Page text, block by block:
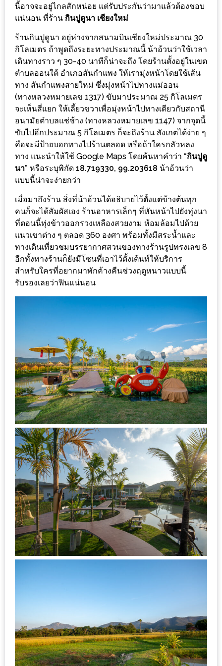
ค้า
แซ่บ
แม่ค้า
สวย
ร้าน
รวย
ของ
เชียงใหม่
ที่
ต้อง
ไป
ลอง
16
ร้าน
อร่อย
ที่
ต้อง
มา
ลอง
ถนน
อาทิตย์
ท่าแพ
เชียงใหม่
CART
CHECKOUT
DRAFT
–
บาร์บีคิว
สาว
เหนือ
กับ
สลัด
หนุ่ม
FARM
ที่
เอาชนะ
นี้อาจจะอยู่ไกลสักหน่อย แต่รับประกันว่ามาแล้วต้องชอบ
แน่นอน ที่ร้าน กินปูดูนา เชียงใหม่
ร้านกินปูดูนา อยู่ห่างจากสนามบินเชียงใหม่ประมาณ 30
กิโลเมตร ถ้าพูดถึงระยะทางประมาณนี้ น้าอ้วนว่าใช้เวลา
เดินทางราว ๆ 30-40 นาทีก็น่าจะถึง โดยร้านตั้งอยู่ในเขต
ตำบลออนใต้ อำเภอสันกำแพง ให้เรามุ่งหน้าโดยใช้เส้น
ทาง สันกำแพงสายใหม่ ซึ่งมุ่งหน้าไปทางแม่ออน
(ทางหลวงหมายเลข 1317) ขับมาประมาณ 25 กิโลเมตร
จะเห็นสี่แยก ให้เลี้ยวขวาเพื่อมุ่งหน้าไปทางเดียวกับสถานี
อนามัยตำบลแช่ช้าง (ทางหลวงหมายเลข 1147) จากจุดนี้
ขับไปอีกประมาณ 5 กิโลเมตร ก็จะถึงร้าน สังเกตได้ง่าย ๆ
คือจะมีป้ายบอกทางไปร้านตลอด หรือถ้าใครกลัวหลง
ทาง แนะนำให้ใช้ Google Maps โดยค้นหาคำว่า “กินปูดู
นา” หรือระบุพิกัด 18.719330, 99.203618 น้าอ้วนว่า
แบบนี้น่าจะง่ายกว่า
เมื่อมาถึงร้าน สิ่งที่น้าอ้วนได้อธิบายไว้ตั้งแต่ข้างต้นทุก
คนก็จะได้สัมผัสเอง ร้านอาหารเล็กๆ ที่หันหน้าไปยังทุ่งนา
ที่ตอนนี้ทุ่งข้าวออกรวงเหลืองสวยงาม ห้อมล้อมไปด้วย
แนวเขาต่าง ๆ ตลอด 360 องศา พร้อมทั้งมีสระน้ำและ
ทางเดินเที่ยวชมบรรยากาศสวนของทางร้านรูปทรงเลข 8
อีกทั้งทางร้านก็ยังมีโซนที่เอาไว้ตั้งเต้นท์ให้บริการ
สำหรับใครที่อยากมาพักค้างคืนช่วงฤดูหนาวแบบนี้
รับรองเลยว่าฟินแน่นอน